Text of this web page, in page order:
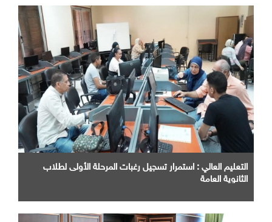
التعليم العالي : استمرار تسجيل رغبات المرحلة الأولى لطلاب
الثانوية العامة